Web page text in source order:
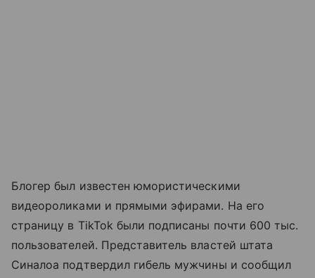
Блогер был известен юмористическими
видеороликами и прямыми эфирами. На его
страницу в TikTok были подписаны почти 600 тыс.
пользователей. Представитель властей штата
Синалоа подтвердил гибель мужчины и сообщил